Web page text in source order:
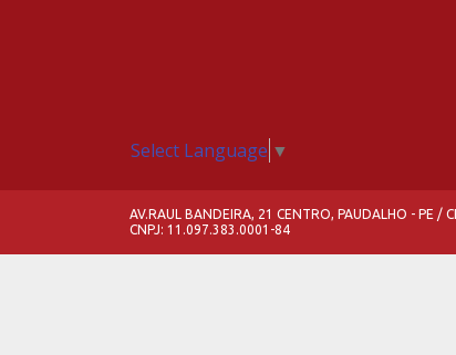
Select Language ▼
AV.RAUL BANDEIRA, 21 CENTRO, PAUDALHO - PE /
CNPJ: 11.097.383.0001-84